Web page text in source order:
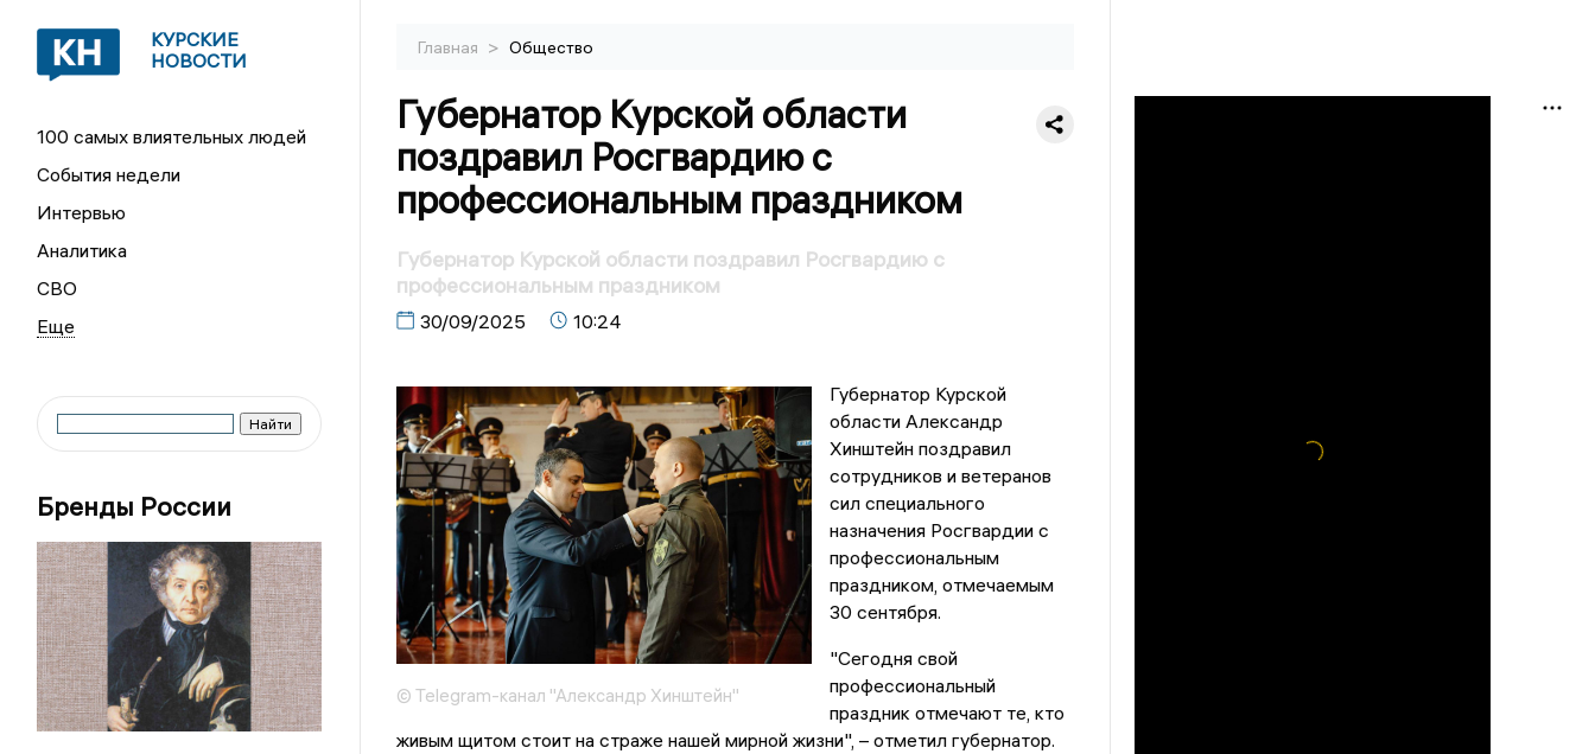
КУРСКИЕ
НОВОСТИ
100 самых влиятельных людей
События недели
Интервью
Аналитика
СВО
Бренды России
Главная > Общество
Губернатор Курской области
поздравил Росгвардию с
профессиональным праздником
Губернатор Курской области поздравил Росгвардию с
профессиональным праздником
30/09/2025 10:24
© Telegram-канал "Александр Хинштейн"
Губернатор Курской
области Александр
Хинштейн поздравил
сотрудников и ветеранов
сил специального
назначения Росгвардии с
профессиональным
праздником, отмечаемым
30 сентября.
"Сегодня свой
профессиональный
праздник отмечают те, кто
живым щитом стоит на страже нашей мирной жизни", – отметил губернатор.